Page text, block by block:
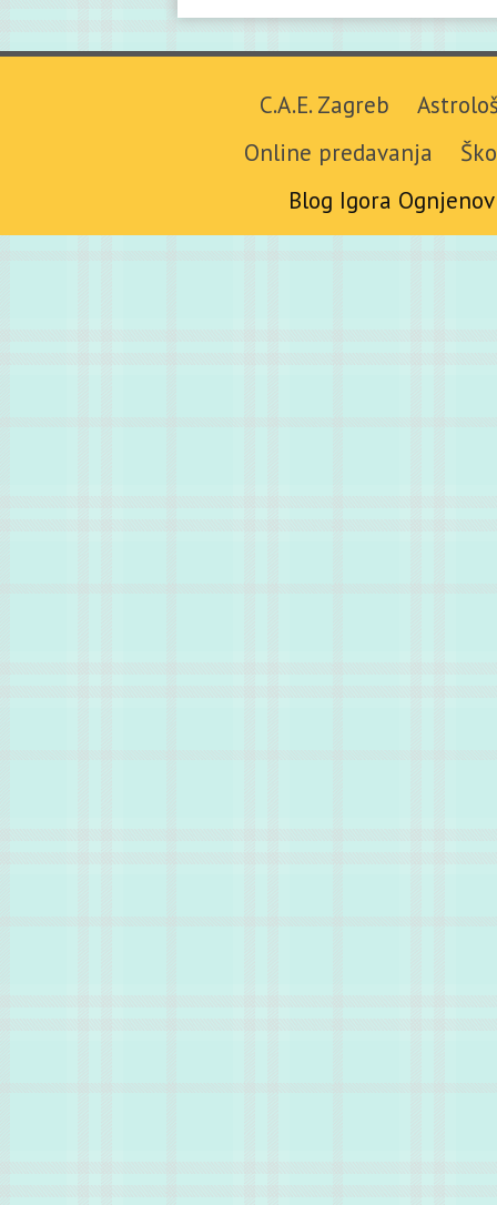
C.A.E. Zagreb
Online predavanja
Blog Igora